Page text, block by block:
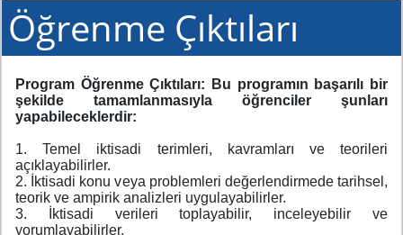
Öğrenme Çıktıları
Program Öğrenme Çıktıları: Bu programın başarılı bir
şekilde tamamlanmasıyla öğrenciler şunları
yapabileceklerdir:
1. Temel iktisadi terimleri, kavramları ve teorileri
açıklayabilirler.
2. İktisadi konu veya problemleri değerlendirmede tarihsel,
teorik ve ampirik analizleri uygulayabilirler.
3. İktisadi verileri toplayabilir, inceleyebilir ve
yorumlayabilirler.